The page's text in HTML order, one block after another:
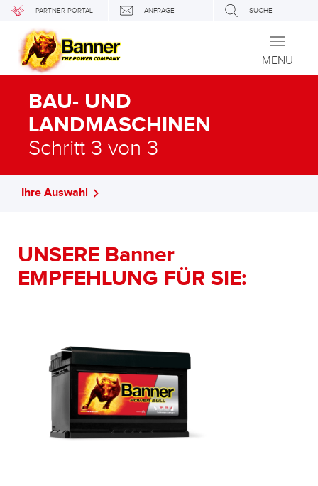
PARTNER PORTAL ANFRAGE SUCHE
Toggle
MENÜ
BAU- UND
LANDMASCHINEN
Schritt 3 von 3
Ihre Auswahl
UNSERE Banner
EMPFEHLUNG FÜR SIE: